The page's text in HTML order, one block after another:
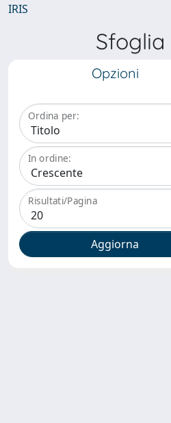
IRIS
Sfoglia
Opzioni
Ordina per:
In ordine:
Risultati/Pagina